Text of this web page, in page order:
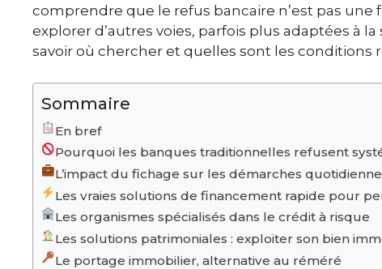
comprendre que le refus bancaire n’est pas une
explorer d’autres voies, parfois plus adaptées à
savoir où chercher et quelles sont les conditions
Sommaire
En bref
Pourquoi les banques traditionnelles refusent
L’impact du fichage sur les démarches
Les vraies solutions de financement rapide pour
Les organismes spécialisés dans le crédit à risque
Les solutions patrimoniales : exploiter son bien
Le portage immobilier, alternative au réméré